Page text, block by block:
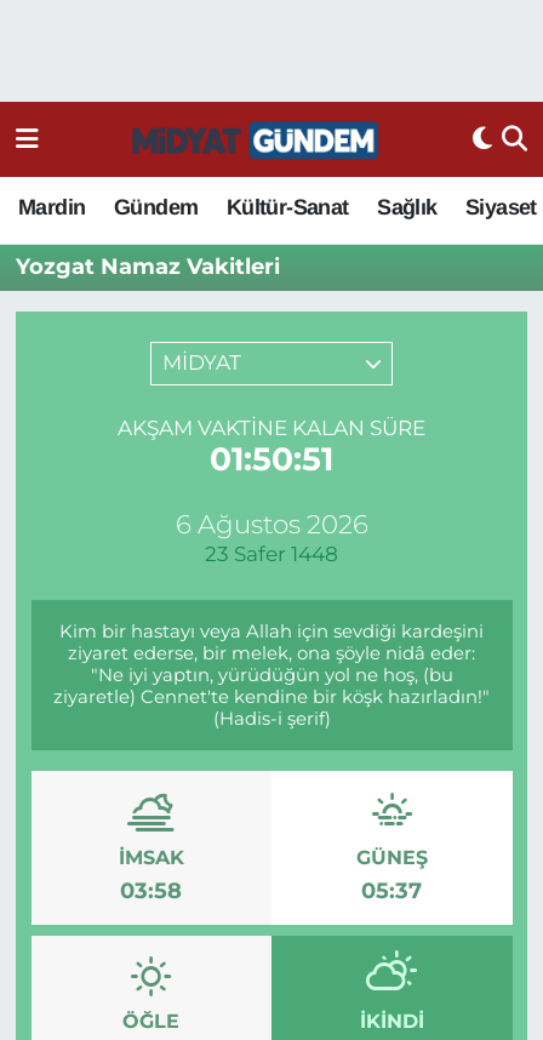
Mardin Gündem Kültür-Sanat Sağlık Siyaset
Yozgat Namaz Vakitleri
MİDYAT
AKŞAM VAKTINE KALAN SÜRE
01:50:51
6 Ağustos 2026
23 Safer 1448
Kim bir hastayı veya Allah için sevdiği kardeşini
ziyaret ederse, bir melek, ona şöyle nidâ eder:
"Ne iyi yaptın, yürüdüğün yol ne hoş, (bu
ziyaretle) Cennet'te kendine bir köşk hazırladın!"
(Hadis-i şerif)
İMSAK
03:58
GÜNEŞ
05:37
ÖĞLE İKINDI